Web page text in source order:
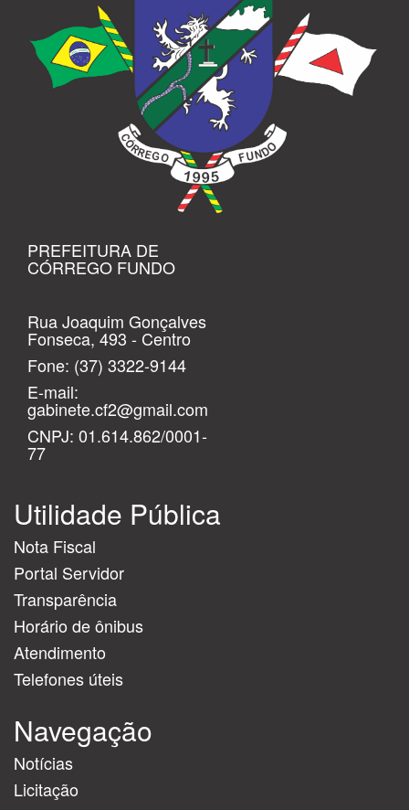
PREFEITURA DE
CÓRREGO FUNDO
Rua Joaquim Gonçalves
Fonseca, 493 - Centro
Fone: (37) 3322-9144
E-mail:
gabinete.cf2@gmail.com
CNPJ: 01.614.862/0001-
77
Utilidade Pública
Nota Fiscal
Portal Servidor
Transparência
Horário de ônibus
Atendimento
Telefones úteis
Navegação
Notícias
Licitação